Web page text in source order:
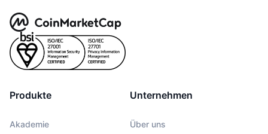
Produkte
Akademie
Unternehmen
Über uns